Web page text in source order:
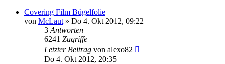
Covering Film Bügelfolie
von McLaut » Do 4. Okt 2012, 09:22
3 Antworten
6241 Zugriffe
Letzter Beitrag von alexo82
Do 4. Okt 2012, 20:35